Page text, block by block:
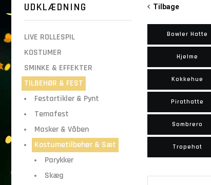
UDKLÆDNING
LIVE ROLLESPIL
KOSTUMER
SMINKE & EFFEKTER
TILBEHØR & FEST
Festartikler & Pynt
Temafest
Masker & Våben
Kostumetilbehør & Sæt
Parykker
Skæg
Tilbage
Bowler Hatte
Hjelme
Kokkehue
Pirathatte
Sombrero
Tropehat